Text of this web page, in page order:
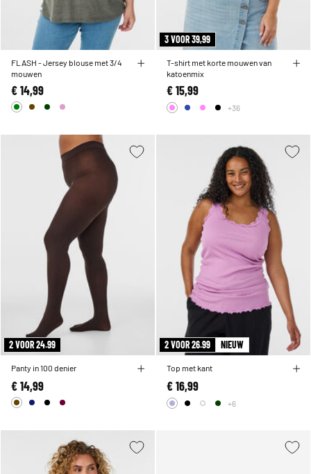
FLASH - Jersey blouse met 3/4
mouwen
€ 14,99
3 VOOR 39,99
T-shirt met korte mouwen van
katoenmix
€ 15,99
+36
2 VOOR 24.99
Panty in 100 denier
€ 14,99
2 VOOR 26.99 NIEUW
Top met kant
€ 16,99
+6